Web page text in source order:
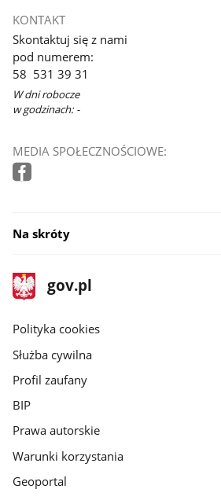
KONTAKT
Skontaktuj się z nami
pod numerem:
58 531 39 31
W dni robocze
w godzinach: -
MEDIA SPOŁECZNOŚCIOWE:
Na skróty
stopka
gov.pl
Strona
gov.pl
gov.pl
Polityka cookies
Służba cywilna
Profil zaufany
BIP
Prawa autorskie
Warunki korzystania
Geoportal